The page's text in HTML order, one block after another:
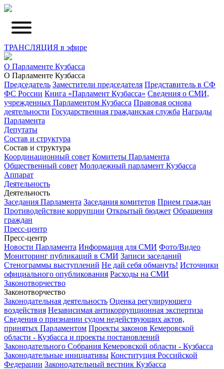
ТРАНСЛЯЦИЯ в эфире
О Парламенте Кузбасса
О Парламенте Кузбасса
Председатель Заместители председателя Представитель в СФ
ФС России Книга «Парламент Кузбасса» Сведения о СМИ,
учрежденных Парламентом Кузбасса Правовая основа
деятельности Государственная гражданская служба Награды
Парламента
Депутаты
Состав и структура
Состав и структура
Координационный совет Комитеты Парламента
Общественный совет Молодежный парламент Кузбасса
Аппарат
Деятельность
Деятельность
Заседания Парламента Заседания комитетов Прием граждан
Противодействие коррупции Открытый бюджет Обращения
граждан
Пресс-центр
Пресс-центр
Новости Парламента Информация для СМИ Фото/Видео
Мониторинг публикаций в СМИ Записи заседаний
Стенограммы выступлений Не дай себя обмануть! Источники
официального опубликования Расходы на СМИ
Законотворчество
Законотворчество
Законодательная деятельность Оценка регулирующего
воздействия Независимая антикоррупционная экспертиза
Сведения о признании судом недействующих актов,
принятых Парламентом Проекты законов Кемеровской
области - Кузбасса и проекты постановлений
Законодательного Собрания Кемеровской области - Кузбасса
Законодательные инициативы Конституция Российской
Федерации Законодательный вестник Кузбасса